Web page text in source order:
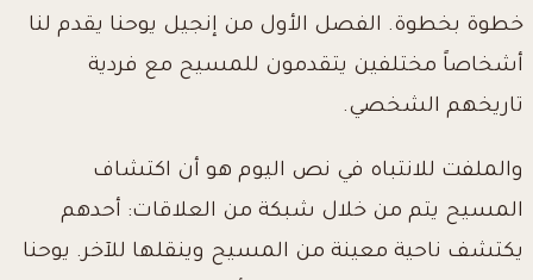
خطوة بخطوة. الفصل الأول من إنجيل يوحنا يقدم لنا
أشخاصاً مختلفين يتقدمون للمسيح مع فردية
تاريخهم الشخصي.
والملفت للانتباه في نص اليوم هو أن اكتشاف
المسيح يتم من خلال شبكة من العلاقات: أحدهم
يكتشف ناحية معينة من المسيح وينقلها للآخر. يوحنا